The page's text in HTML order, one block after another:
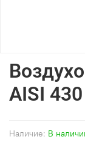
Наличие: В
AISI